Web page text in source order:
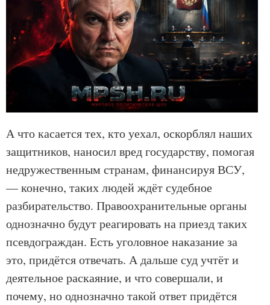
А что касается тех, кто уехал, оскорблял наших
защитников, наносил вред государству, помогая
недружественным странам, финансируя ВСУ,
— конечно, таких людей ждёт судебное
разбирательство. Правоохранительные органы
однозначно будут реагировать на приезд таких
псевдограждан. Есть уголовное наказание за
это, придётся отвечать. А дальше суд учтёт и
деятельное раскаяние, и что совершали, и
почему, но однозначно такой ответ придётся